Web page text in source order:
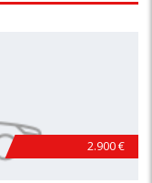
2.900 €